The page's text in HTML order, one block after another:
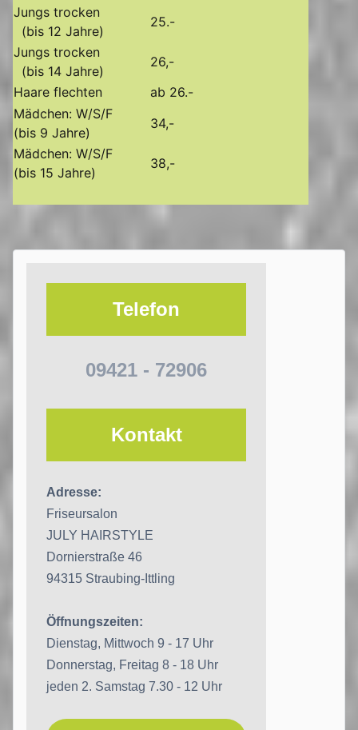
Jungs trocken
(bis 12 Jahre)
25.-
Jungs trocken
(bis 14 Jahre)
26,-
Haare flechten
ab 26.-
Mädchen: W/S/F
(bis 9 Jahre)
34,-
Mädchen: W/S/F
(bis 15 Jahre)
38,-
Telefon
09421 - 72906
Kontakt
Adresse:
Friseursalon
JULY HAIRSTYLE
Dornierstraße 46
94315 Straubing-Ittling
Öffnungszeiten:
Dienstag, Mittwoch 9 - 17 Uhr
Donnerstag, Freitag 8 - 18 Uhr
jeden 2. Samstag 7.30 - 12 Uhr